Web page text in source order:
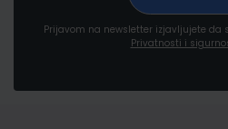
Prijavom na newsletter izjavljujete da
Privatnosti i